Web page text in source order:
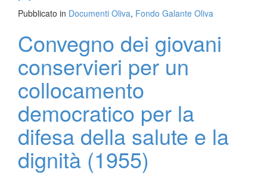
Pubblicato in Documenti Oliva, Fondo Galante Oliva
Convegno dei giovani
conservieri per un
collocamento
democratico per la
difesa della salute e la
dignità (1955)